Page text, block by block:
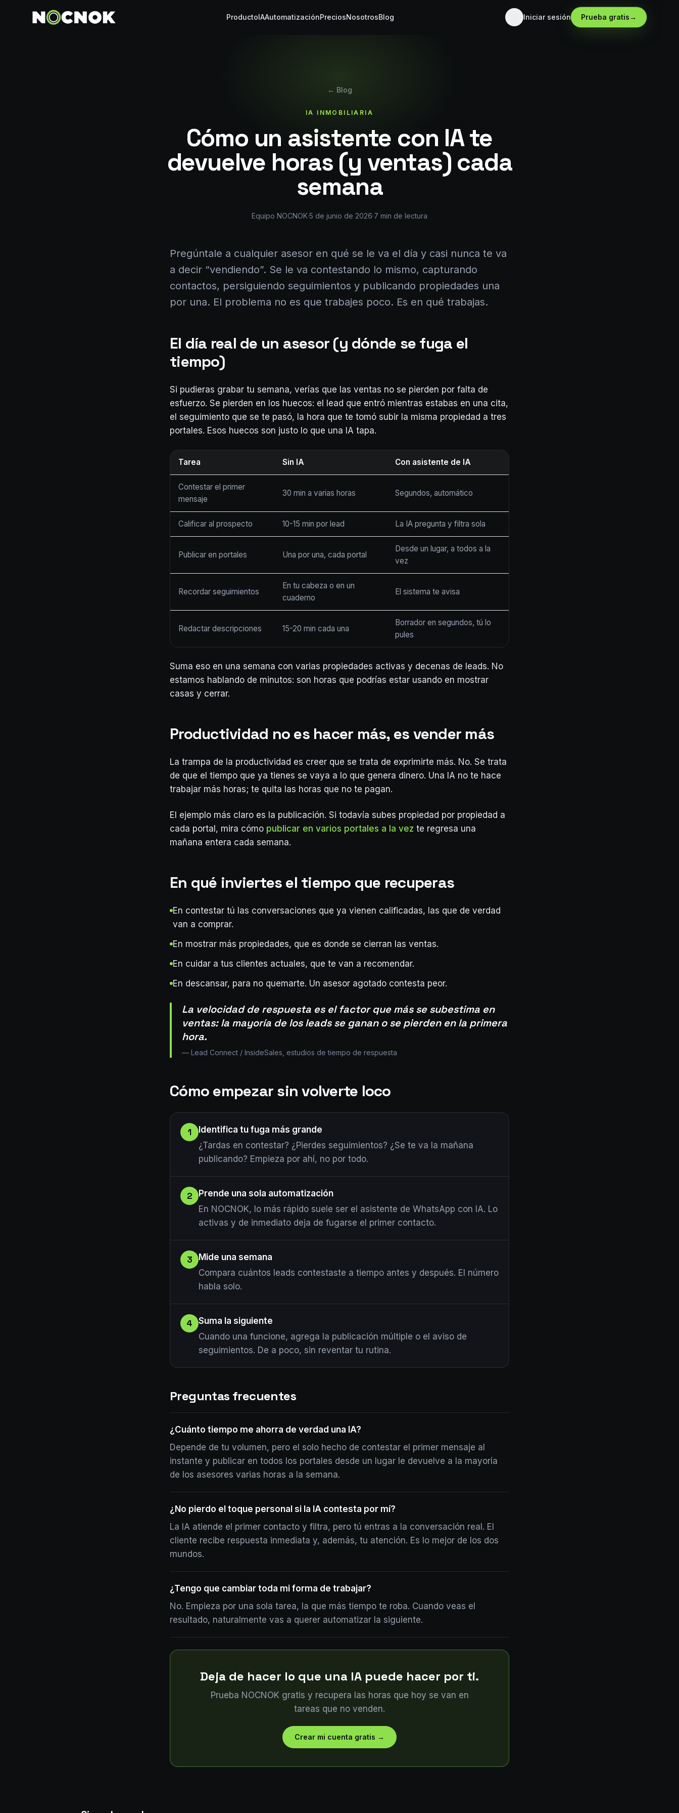
ProductoIAAutomatizaciónPreciosNosotrosBlog Iniciar sesión Prueba gratis→
← Blog
IA INMOBILIARIA
Cómo un asistente con IA te
devuelve horas (y ventas) cada
semana
Equipo NOCNOK·5 de junio de 2026·7 min de lectura
Pregúntale a cualquier asesor en qué se le va el día y casi nunca te va
a decir “vendiendo”. Se le va contestando lo mismo, capturando
contactos, persiguiendo seguimientos y publicando propiedades una
por una. El problema no es que trabajes poco. Es en qué trabajas.
El día real de un asesor (y dónde se fuga el
tiempo)
Si pudieras grabar tu semana, verías que las ventas no se pierden por falta de
esfuerzo. Se pierden en los huecos: el lead que entró mientras estabas en una cita,
el seguimiento que se te pasó, la hora que te tomó subir la misma propiedad a tres
portales. Esos huecos son justo lo que una IA tapa.
Tarea Sin IA Con asistente de IA
Contestar el primer
mensaje
30 min a varias horas Segundos, automático
Calificar al prospecto 10-15 min por lead La IA pregunta y filtra sola
Publicar en portales Una por una, cada portal
Desde un lugar, a todos a la
vez
Recordar seguimientos
En tu cabeza o en un
cuaderno
El sistema te avisa
Redactar descripciones 15-20 min cada una
Borrador en segundos, tú lo
pules
Suma eso en una semana con varias propiedades activas y decenas de leads. No
estamos hablando de minutos: son horas que podrías estar usando en mostrar
casas y cerrar.
Productividad no es hacer más, es vender más
La trampa de la productividad es creer que se trata de exprimirte más. No. Se trata
de que el tiempo que ya tienes se vaya a lo que genera dinero. Una IA no te hace
trabajar más horas; te quita las horas que no te pagan.
El ejemplo más claro es la publicación. Si todavía subes propiedad por propiedad a
cada portal, mira cómo publicar en varios portales a la vez te regresa una
mañana entera cada semana.
En qué inviertes el tiempo que recuperas
En contestar tú las conversaciones que ya vienen calificadas, las que de verdad
van a comprar.
En mostrar más propiedades, que es donde se cierran las ventas.
En cuidar a tus clientes actuales, que te van a recomendar.
En descansar, para no quemarte. Un asesor agotado contesta peor.
La velocidad de respuesta es el factor que más se subestima en
ventas: la mayoría de los leads se ganan o se pierden en la primera
hora.
— Lead Connect / InsideSales, estudios de tiempo de respuesta
Cómo empezar sin volverte loco
1
Identifica tu fuga más grande
¿Tardas en contestar? ¿Pierdes seguimientos? ¿Se te va la mañana
publicando? Empieza por ahí, no por todo.
2
Prende una sola automatización
En NOCNOK, lo más rápido suele ser el asistente de WhatsApp con IA. Lo
activas y de inmediato deja de fugarse el primer contacto.
3
Mide una semana
Compara cuántos leads contestaste a tiempo antes y después. El número
habla solo.
4
Suma la siguiente
Cuando una funcione, agrega la publicación múltiple o el aviso de
seguimientos. De a poco, sin reventar tu rutina.
Preguntas frecuentes
¿Cuánto tiempo me ahorra de verdad una IA?
Depende de tu volumen, pero el solo hecho de contestar el primer mensaje al
instante y publicar en todos los portales desde un lugar le devuelve a la mayoría
de los asesores varias horas a la semana.
¿No pierdo el toque personal si la IA contesta por mí?
La IA atiende el primer contacto y filtra, pero tú entras a la conversación real. El
cliente recibe respuesta inmediata y, además, tu atención. Es lo mejor de los dos
mundos.
¿Tengo que cambiar toda mi forma de trabajar?
No. Empieza por una sola tarea, la que más tiempo te roba. Cuando veas el
resultado, naturalmente vas a querer automatizar la siguiente.
Deja de hacer lo que una IA puede hacer por ti.
Prueba NOCNOK gratis y recupera las horas que hoy se van en
tareas que no venden.
Crear mi cuenta gratis →